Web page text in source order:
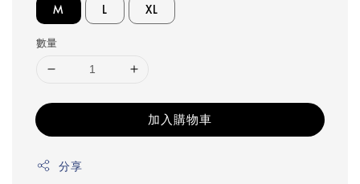
M L XL
數量
加入購物車
分享